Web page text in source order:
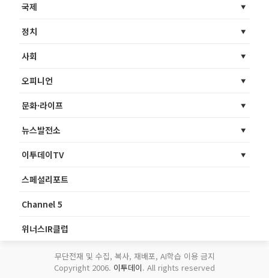
국제
정치
사회
오피니언
문화·라이프
뉴스발전소
이투데이TV
스페셜리포트
Channel 5
위너스IR클럽
무단전재 및 수집, 복사, 재배포, AI학습 이용 금지
Copyright 2006. 이투데이. All rights reserved